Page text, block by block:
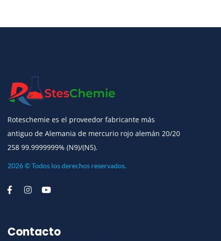
Roteschemie es el proveedor fabricante más
antiguo de Alemania de mercurio rojo alemán 20/20
258 99.9999999% (N9)/(N5).
2026 © Todos los derechos reservados.
Contacto